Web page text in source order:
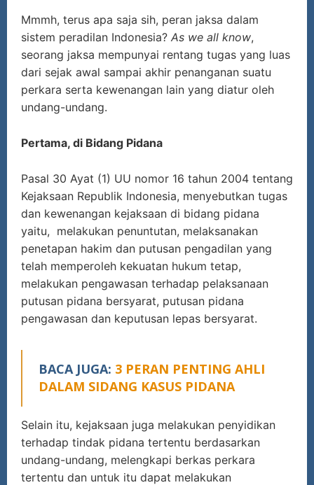
Mmmh, terus apa saja sih, peran jaksa dalam
sistem peradilan Indonesia? As we all know,
seorang jaksa mempunyai rentang tugas yang luas
dari sejak awal sampai akhir penanganan suatu
perkara serta kewenangan lain yang diatur oleh
undang-undang.
Pertama, di Bidang Pidana
Pasal 30 Ayat (1) UU nomor 16 tahun 2004 tentang
Kejaksaan Republik Indonesia, menyebutkan tugas
dan kewenangan kejaksaan di bidang pidana
yaitu, melakukan penuntutan, melaksanakan
penetapan hakim dan putusan pengadilan yang
telah memperoleh kekuatan hukum tetap,
melakukan pengawasan terhadap pelaksanaan
putusan pidana bersyarat, putusan pidana
pengawasan dan keputusan lepas bersyarat.
BACA JUGA: 3 PERAN PENTING AHLI
DALAM SIDANG KASUS PIDANA
Selain itu, kejaksaan juga melakukan penyidikan
terhadap tindak pidana tertentu berdasarkan
undang-undang, melengkapi berkas perkara
tertentu dan untuk itu dapat melakukan